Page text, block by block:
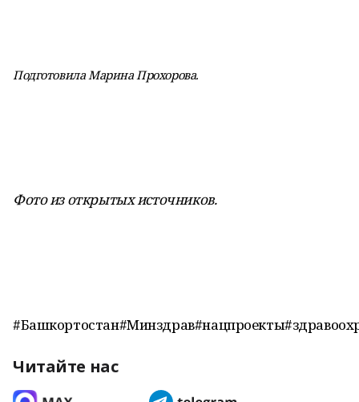
Подготовила Марина Прохорова.
Фото из открытых источников.
Читайте нас